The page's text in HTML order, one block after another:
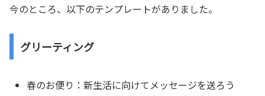
今のところ、以下のテンプレートがありました。
グリーティング
春のお便り：新生活に向けてメッセージを送ろう